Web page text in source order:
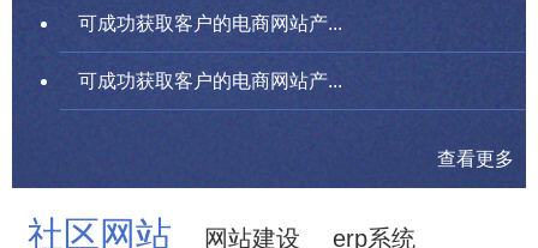
可成功获取客户的电商网站产...
可成功获取客户的电商网站产...
查看更多
社区网站 网站建设 erp系统